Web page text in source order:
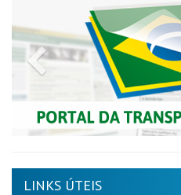
Previous
LINKS ÚTEIS